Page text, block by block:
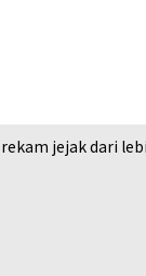
jejak dari